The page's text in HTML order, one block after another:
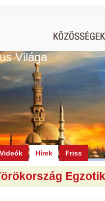
Világa
Videók Hírek Friss